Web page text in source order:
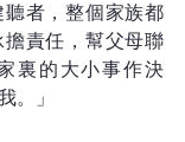
者，整個家族都
責任，幫父母聯
裏的大小事作決
。」